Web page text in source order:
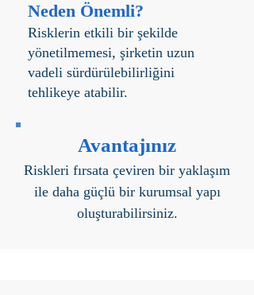
Neden Önemli?
Risklerin etkili bir şekilde
yönetilmemesi, şirketin uzun
vadeli sürdürülebilirliğini
tehlikeye atabilir.
Avantajınız
Riskleri fırsata çeviren bir yaklaşım
ile daha güçlü bir kurumsal yapı
oluşturabilirsiniz.